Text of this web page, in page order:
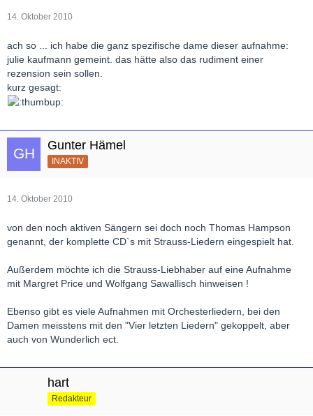
14. Oktober 2010
ach so ... ich habe die ganz spezifische dame dieser aufnahme:
julie kaufmann gemeint. das hätte also das rudiment einer
rezension sein sollen.
kurz gesagt:
Gunter Hämel
INAKTIV
14. Oktober 2010
von den noch aktiven Sängern sei doch noch Thomas Hampson
genannt, der komplette CD`s mit Strauss-Liedern eingespielt hat.
Außerdem möchte ich die Strauss-Liebhaber auf eine Aufnahme
mit Margret Price und Wolfgang Sawallisch hinweisen !
Ebenso gibt es viele Aufnahmen mit Orchesterliedern, bei den
Damen meisstens mit den "Vier letzten Liedern" gekoppelt, aber
auch von Wunderlich ect.
hart
Redakteur